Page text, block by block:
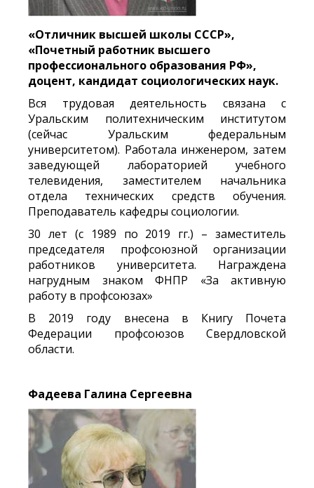
«Отличник высшей школы СССР»,
«Почетный работник высшего
профессионального образования РФ»,
доцент, кандидат социологических наук.
Вся трудовая деятельность связана с
Уральским политехническим институтом
(сейчас Уральским федеральным
университетом). Работала инженером, затем
заведующей лабораторией учебного
телевидения, заместителем начальника
отдела технических средств обучения.
Преподаватель кафедры социологии.
30 лет (с 1989 по 2019 гг.) – заместитель
председателя профсоюзной организации
работников университета. Награждена
нагрудным знаком ФНПР «За активную
работу в профсоюзах»
В 2019 году внесена в Книгу Почета
Федерации профсоюзов Свердловской
области.
Фадеева Галина Сергеевна